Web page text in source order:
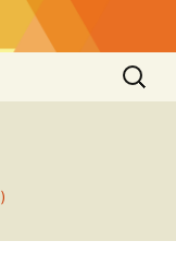
Ricerca
per: